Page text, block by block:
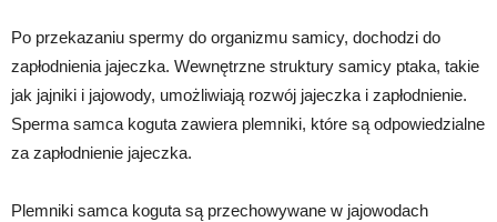
Po przekazaniu spermy do organizmu samicy, dochodzi do
zapłodnienia jajeczka. Wewnętrzne struktury samicy ptaka, takie
jak jajniki i jajowody, umożliwiają rozwój jajeczka i zapłodnienie.
Sperma samca koguta zawiera plemniki, które są odpowiedzialne
za zapłodnienie jajeczka.
Plemniki samca koguta są przechowywane w jajowodach